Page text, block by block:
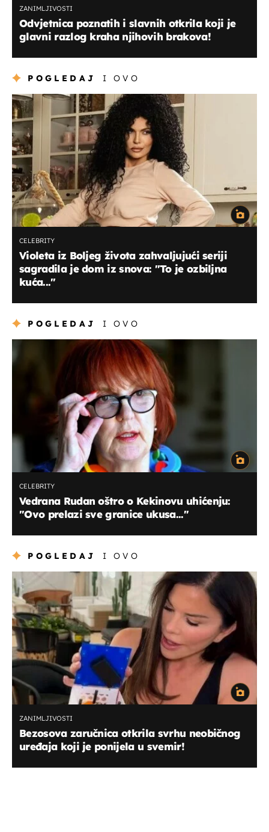
ZANIMLJIVOSTI
Odvjetnica poznatih i slavnih otkrila koji je
glavni razlog kraha njihovih brakova!
POGLEDAJ I OVO
CELEBRITY
Violeta iz Boljeg života zahvaljujući seriji
sagradila je dom iz snova: "To je ozbiljna
kuća..."
POGLEDAJ I OVO
CELEBRITY
Vedrana Rudan oštro o Kekinovu uhićenju:
"Ovo prelazi sve granice ukusa..."
POGLEDAJ I OVO
ZANIMLJIVOSTI
Bezosova zaručnica otkrila svrhu neobičnog
uređaja koji je ponijela u svemir!